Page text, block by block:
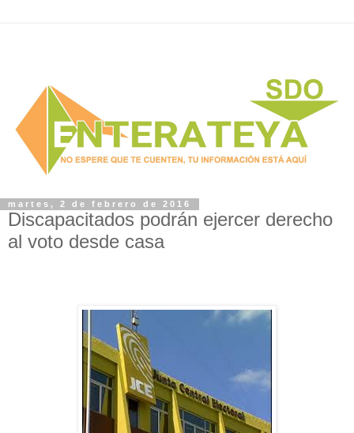
martes, 2 de febrero de 2016
Discapacitados podrán ejercer derecho
al voto desde casa